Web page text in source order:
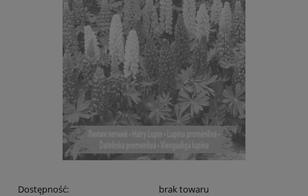
Dostępność: brak towaru